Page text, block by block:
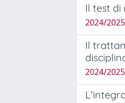
Il test di
2024/
Il
2024/2025